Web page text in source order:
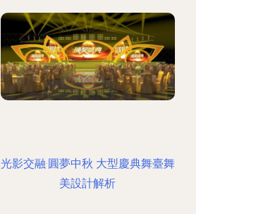
光影交融·圓夢中秋 大型慶典舞臺舞
美設計解析